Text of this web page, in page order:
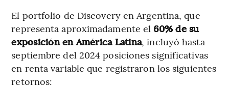
El portfolio de Discovery en Argentina, que
representa aproximadamente el 60% de su
exposición en América Latina, incluyó hasta
septiembre del 2024 posiciones significativas
en renta variable que registraron los siguientes
retornos: